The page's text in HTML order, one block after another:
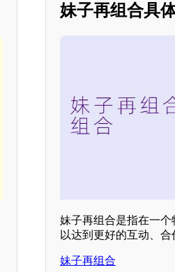
妹子再组合具
妹子再组合是指在一个
以达到更好的互动、合
妹子再组合